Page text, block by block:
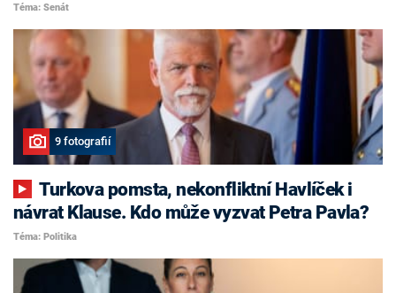
Téma: Senát
9 fotografií
Turkova pomsta, nekonfliktní Havlíček i
návrat Klause. Kdo může vyzvat Petra Pavla?
Téma: Politika